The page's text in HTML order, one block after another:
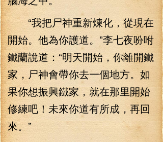
“我把尸神重新煉化，從現在
開始。他為你護道。”李七夜吩咐
鐵蘭說道：“明天開始，你離開鐵
家，尸神會帶你去一個地方。如
果你想振興鐵家，就在那里開始
修練吧！未來你道有所成，再回
來。”